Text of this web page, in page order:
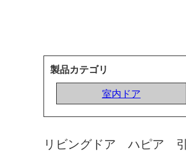
製品カテゴリ
室内ドア
リビングドア ハピア